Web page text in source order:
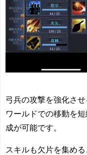
弓兵の攻撃を強化さ
ワールドでの移動を
成が可能です。
スキルも欠片を集め